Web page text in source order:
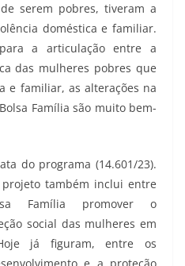
serem pobres, tiveram a
doméstica e familiar.
a articulação entre a
das mulheres pobres que
e familiar, as alterações na
Família são muito bem-
do programa (14.601/23).
também inclui entre
Família promover o
social das mulheres em
já figuram, entre os